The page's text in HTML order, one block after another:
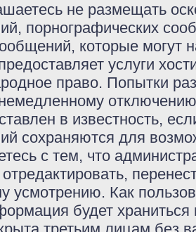
не размещать
порнографических
которые могут
услуги
право. Попытки
в известность,
сохраняются для
с тем, что
отредактировать,
усмотрению. Как
будет